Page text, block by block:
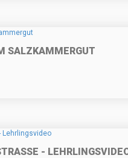
SALZKAMMERGUT
- LEHRLINGSVIDEO